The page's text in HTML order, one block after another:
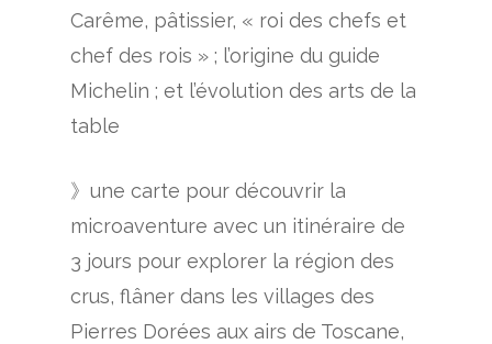
Carême, pâtissier, « roi des chefs et
chef des rois » ; l’origine du guide
Michelin ; et l’évolution des arts de la
table
》une carte pour découvrir la
microaventure avec un itinéraire de
3 jours pour explorer la région des
crus, flâner dans les villages des
Pierres Dorées aux airs de Toscane,